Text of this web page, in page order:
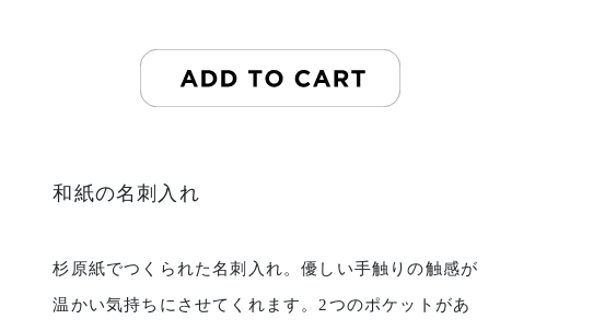
和紙の名刺入れ
杉原紙でつくられた名刺入れ。優しい手触りの触感が
温かい気持ちにさせてくれます。2つのポケットがあ